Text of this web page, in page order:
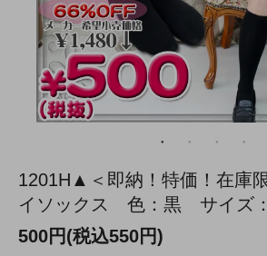
1201H▲＜即納！特価！在庫
イソックス 色：黒 サイズ
500円(税込550円)